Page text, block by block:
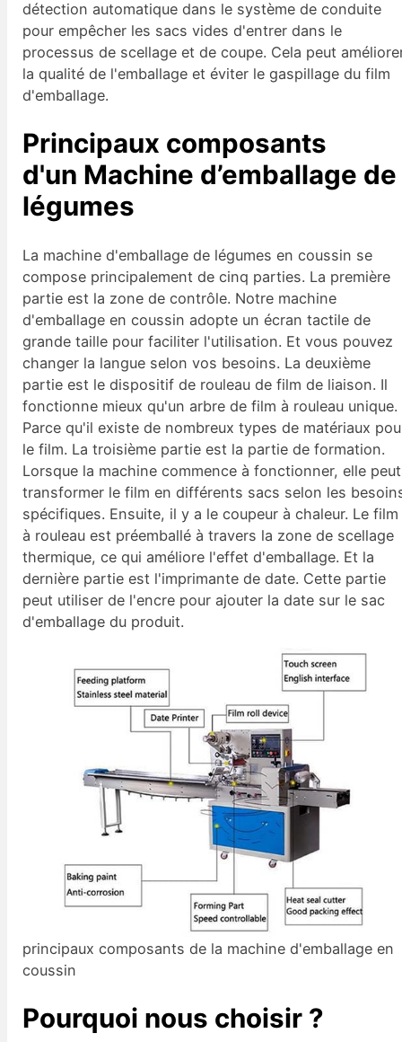
détection automatique dans le système de conduite
pour empêcher les sacs vides d'entrer dans le
processus de scellage et de coupe. Cela peut
la qualité de l'emballage et éviter le gaspillage du film
d'emballage.
Principaux composants
d'un Machine d’emballage de
légumes
La machine d'emballage de légumes en coussin se
compose principalement de cinq parties. La première
partie est la zone de contrôle. Notre machine
d'emballage en coussin adopte un écran tactile de
grande taille pour faciliter l'utilisation. Et vous pouvez
changer la langue selon vos besoins. La deuxième
partie est le dispositif de rouleau de film de liaison. Il
fonctionne mieux qu'un arbre de film à rouleau unique.
Parce qu'il existe de nombreux types de matériaux
le film. La troisième partie est la partie de formation.
Lorsque la machine commence à fonctionner, elle peut
transformer le film en différents sacs selon les
spécifiques. Ensuite, il y a le coupeur à chaleur. Le film
à rouleau est préemballé à travers la zone de scellage
thermique, ce qui améliore l'effet d'emballage. Et la
dernière partie est l'imprimante de date. Cette partie
peut utiliser de l'encre pour ajouter la date sur le sac
d'emballage du produit.
principaux composants de la machine d'emballage en
coussin
Pourquoi nous choisir ?